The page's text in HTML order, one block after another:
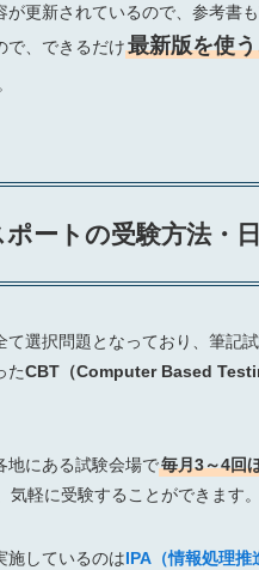
が更新されているので、参考書
で、できるだけ最新版を使
ポートの受験方法・
て選択問題となっており、筆記
たCBT（Computer Based
地にある試験会場で毎月3～4回
気軽に受験することができます。
施しているのはIPA（情報処理推